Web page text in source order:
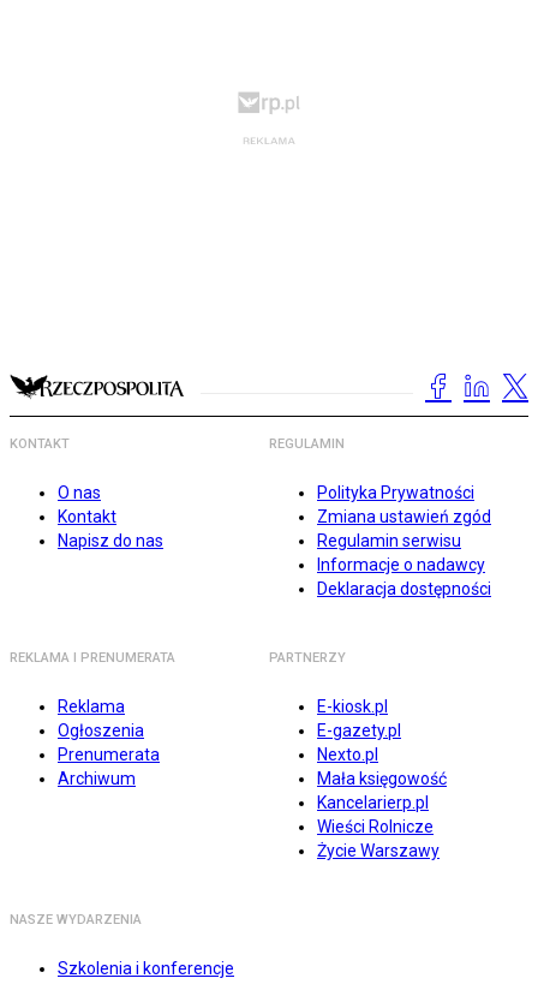
KONTAKT
O nas
Kontakt
Napisz do nas
REGULAMIN
Polityka Prywatności
Zmiana ustawień zgód
Regulamin serwisu
Informacje o nadawcy
Deklaracja dostępności
REKLAMA I PRENUMERATA
Reklama
Ogłoszenia
Prenumerata
Archiwum
PARTNERZY
E-kiosk.pl
E-gazety.pl
Nexto.pl
Mała księgowość
Kancelarierp.pl
Wieści Rolnicze
Życie Warszawy
NASZE WYDARZENIA
Szkolenia i konferencje